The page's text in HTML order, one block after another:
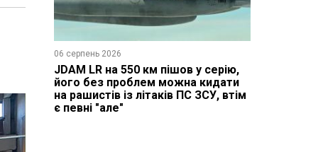
06 серпень 2026
JDAM LR на 550 км пішов у серію,
його без проблем можна кидати
на рашистів із літаків ПС ЗСУ, втім
є певні "але"